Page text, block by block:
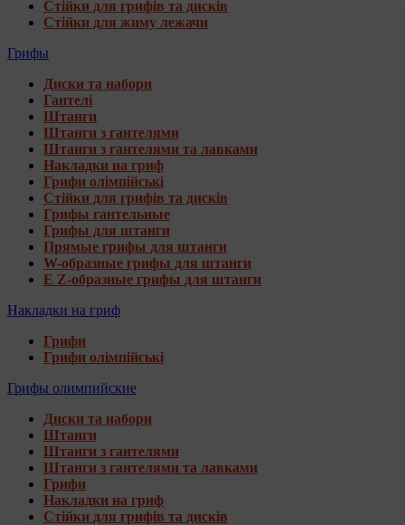
Стійки для грифів та дисків
Стійки для жиму лежачи
Грифы
Диски та набори
Гантелі
Штанги
Штанги з гантелями
Штанги з гантелями та лавками
Накладки на гриф
Грифи олімпійські
Стійки для грифів та дисків
Грифы гантельные
Грифы для штанги
Прямые грифы для штанги
W-образные грифы для штанги
E Z-образные грифы для штанги
Накладки на гриф
Грифи
Грифи олімпійські
Грифы олимпийские
Диски та набори
Штанги
Штанги з гантелями
Штанги з гантелями та лавками
Грифи
Накладки на гриф
Стійки для грифів та дисків